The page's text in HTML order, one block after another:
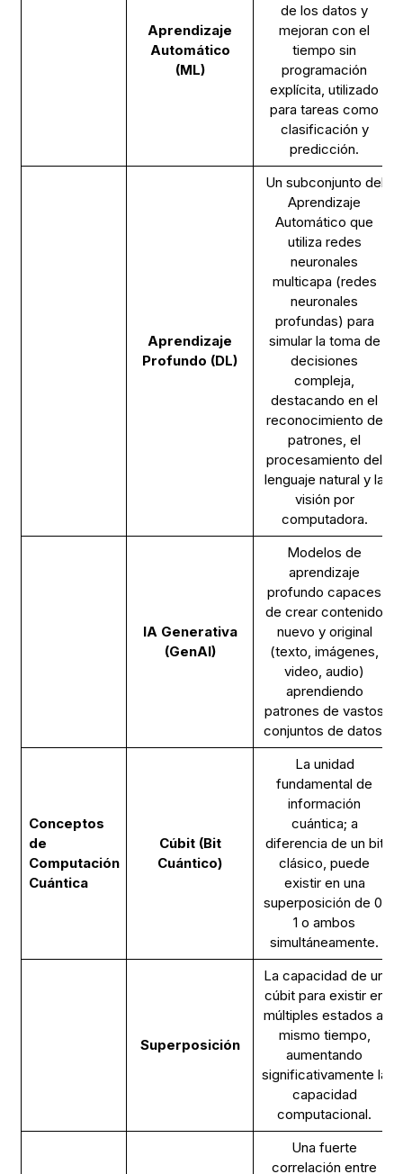
Aprendizaje
Automático
(ML)
de los datos y
mejoran con el
tiempo sin
programación
explícita, utilizado
para tareas como
clasificación y
predicción.
Aprendizaje
Profundo (DL)
Un subconjunto del
Aprendizaje
Automático que
utiliza redes
neuronales
multicapa (redes
neuronales
profundas) para
simular la toma de
decisiones
compleja,
destacando en el
reconocimiento de
patrones, el
procesamiento del
lenguaje natural y la
visión por
computadora.
IA Generativa
(GenAI)
Modelos de
aprendizaje
profundo capaces
de crear contenido
nuevo y original
(texto, imágenes,
video, audio)
aprendiendo
patrones de vastos
conjuntos de datos.
Conceptos
de
Computación
Cuántica
Cúbit (Bit
Cuántico)
La unidad
fundamental de
información
cuántica; a
diferencia de un bit
clásico, puede
existir en una
superposición de 0,
1 o ambos
simultáneamente.
Superposición
La capacidad de un
cúbit para existir en
múltiples estados al
mismo tiempo,
aumentando
significativamente la
capacidad
computacional.
Una fuerte
correlación entre